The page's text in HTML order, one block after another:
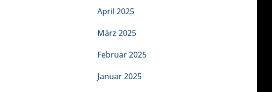
April 2025
März 2025
Februar 2025
Januar 2025